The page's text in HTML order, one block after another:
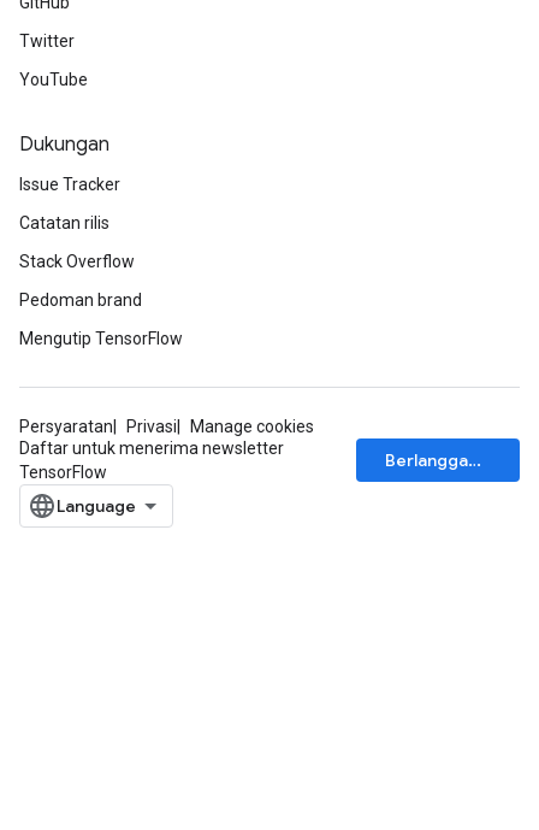
Twitter
YouTube
Dukungan
Issue Tracker
Catatan rilis
Stack Overflow
Pedoman brand
Mengutip TensorFlow
Persyaratan Privasi
Manage cookies
Daftar untuk menerima newsletter
TensorFlow
Berlangganan